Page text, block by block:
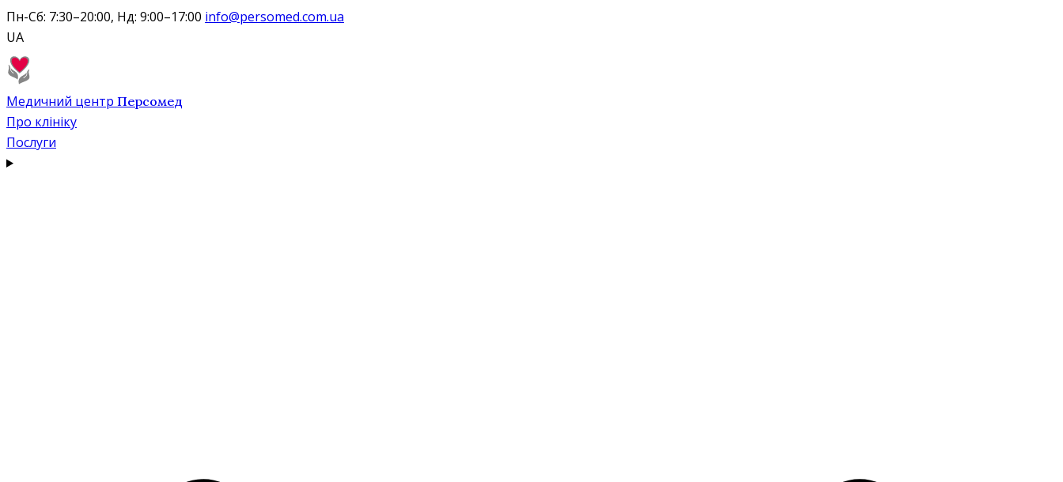
Пн-Сб: 7:30–20:00, Нд: 9:00–17:00 info@persomed.com.ua
UA
Медичний центр Персомед
Про клініку
Послуги